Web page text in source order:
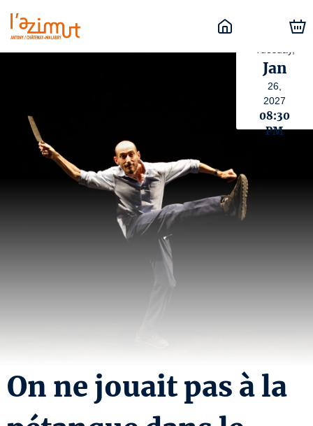
Jan
26,
2027
08:30
PM
On ne jouait pas à la